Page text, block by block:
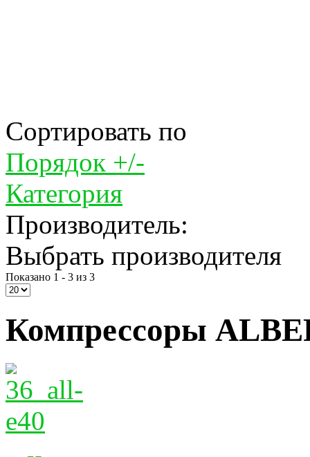
Сортировать по
Порядок +/-
Категория
Производитель:
Выбрать производителя
Показано 1 - 3 из 3
Компрессоры